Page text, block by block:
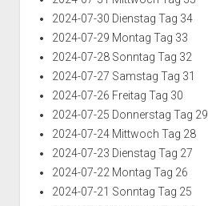
2024-07-30 Dienstag Tag 34
2024-07-29 Montag Tag 33
2024-07-28 Sonntag Tag 32
2024-07-27 Samstag Tag 31
2024-07-26 Freitag Tag 30
2024-07-25 Donnerstag Tag 29
2024-07-24 Mittwoch Tag 28
2024-07-23 Dienstag Tag 27
2024-07-22 Montag Tag 26
2024-07-21 Sonntag Tag 25